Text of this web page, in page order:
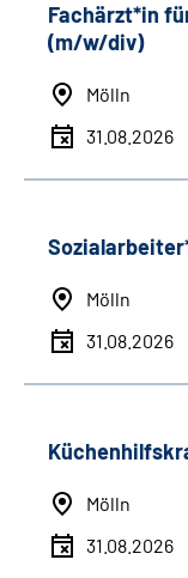
Fachärzt*in
(m/w/div)
Mölln
31.08.2026
Mölln
31.08.2026
Mölln
31.08.2026